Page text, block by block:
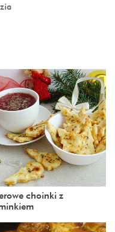
choinki z